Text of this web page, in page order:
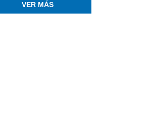
VER MÁS